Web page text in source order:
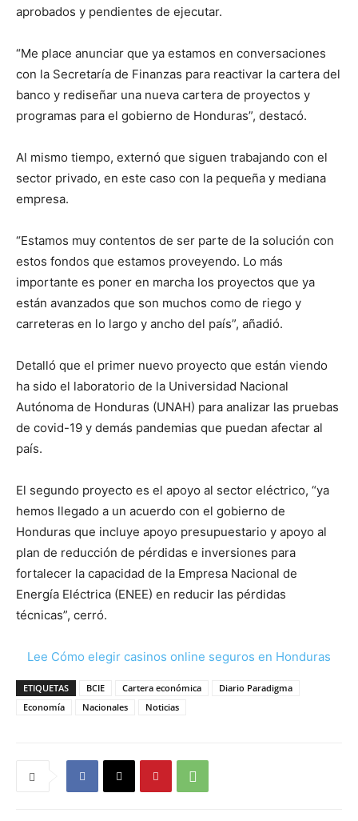
aprobados y pendientes de ejecutar.
“Me place anunciar que ya estamos en conversaciones
con la Secretaría de Finanzas para reactivar la cartera del
banco y rediseñar una nueva cartera de proyectos y
programas para el gobierno de Honduras”, destacó.
Al mismo tiempo, externó que siguen trabajando con el
sector privado, en este caso con la pequeña y mediana
empresa.
“Estamos muy contentos de ser parte de la solución con
estos fondos que estamos proveyendo. Lo más
importante es poner en marcha los proyectos que ya
están avanzados que son muchos como de riego y
carreteras en lo largo y ancho del país”, añadió.
Detalló que el primer nuevo proyecto que están viendo
ha sido el laboratorio de la Universidad Nacional
Autónoma de Honduras (UNAH) para analizar las pruebas
de covid-19 y demás pandemias que puedan afectar al
país.
El segundo proyecto es el apoyo al sector eléctrico, “ya
hemos llegado a un acuerdo con el gobierno de
Honduras que incluye apoyo presupuestario y apoyo al
plan de reducción de pérdidas e inversiones para
fortalecer la capacidad de la Empresa Nacional de
Energía Eléctrica (ENEE) en reducir las pérdidas
técnicas”, cerró.
Lee Cómo elegir casinos online seguros en Honduras
ETIQUETAS BCIE Cartera económica
Diario Paradigma
Economía
Nacionales Noticias